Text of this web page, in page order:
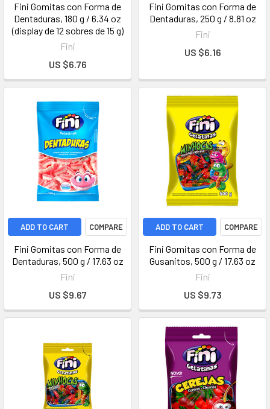
Fini Gomitas con Forma de
Dentaduras, 180 g / 6.34 oz
(display de 12 sobres de 15 g)
Fini
US $6.76
Fini Gomitas con Forma de
Dentaduras, 250 g / 8.81 oz
Fini
US $6.16
ADD TO CART COMPARE
Fini Gomitas con Forma de
Dentaduras, 500 g / 17.63 oz
Fini
US $9.67
ADD TO CART COMPARE
Fini Gomitas con Forma de
Gusanitos, 500 g / 17.63 oz
Fini
US $9.73